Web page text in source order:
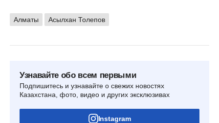
Алматы Асылхан Толепов
Узнавайте обо всем первыми
Подпишитесь и узнавайте о свежих новостях
Казахстана, фото, видео и других эксклюзивах
Instagram